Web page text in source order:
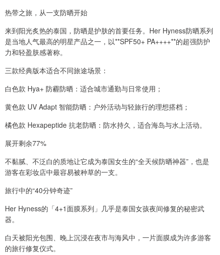
热带之旅，从一支防晒开始
来到阳光炙热的泰国，防晒是护肤的首要任务。Her Hyness防晒系列
是当地人气最高的明星产品之一，以**SPF50+ PA++++**的超强防护
力和轻盈肤感著称。
三款经典版本适合不同旅途场景：
白色款 Hya+ 防霾防晒：适合城市通勤与日常使用；
黄色款 UV Adapt 智能防晒：户外活动与轻旅行的理想搭档；
橘色款 Hexapeptide 抗老防晒：防水持久，适合海岛与水上活动。
展开剩余77%
不黏腻、不泛白的质地让它成为泰国女生的“全天候防晒神器”，也是
游客在彩妆店中最容易被种草的一支。
旅行中的“40分钟奇迹”
Her Hyness的「4+1面膜系列」几乎是泰国女孩夜间修复的秘密武
器。
白天被阳光包围、晚上沉浸在夜市与海风中，一片面膜成为许多游客
的旅行修复仪式。